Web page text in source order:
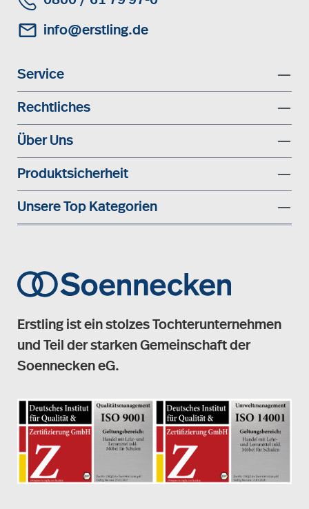
info@erstling.de
Service
Rechtliches
Über Uns
Produktsicherheit
Unsere Top Kategorien
Erstling ist ein stolzes Tochterunternehmen
und Teil der starken Gemeinschaft der
Soennecken eG.